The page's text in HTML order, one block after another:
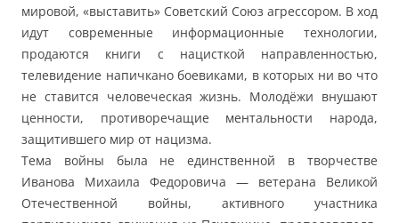
мировой, «выставить» Советский Союз агрессором. В ход
идут современные информационные технологии,
продаются книги с нацисткой направленностью,
телевидение напичкано боевиками, в которых ни во что
не ставится человеческая жизнь. Молодёжи внушают
ценности, противоречащие ментальности народа,
защитившего мир от нацизма.
Тема войны была не единственной в творчестве
Иванова Михаила Федоровича — ветерана Великой
Отечественной войны, активного участника